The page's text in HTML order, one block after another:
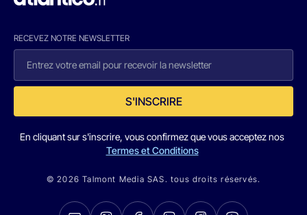
RECEVEZ NOTRE NEWSLETTER
S'INSCRIRE
En cliquant sur s'inscrire, vous confirmez que vous acceptez nos
Termes et Conditions
© 2026 Talmont Media SAS. tous droits réservés.